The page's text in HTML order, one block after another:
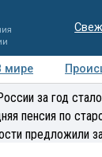
мире
Медиацентр
за год
пенсия по
предложили